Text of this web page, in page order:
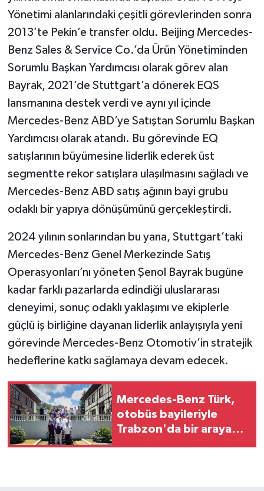
Yönetimi alanlarındaki çeşitli görevlerinden sonra
2013’te Pekin’e transfer oldu. Beijing Mercedes-
Benz Sales & Service Co.’da Ürün Yönetiminden
Sorumlu Başkan Yardımcısı olarak görev alan
Bayrak, 2021’de Stuttgart’a dönerek EQS
lansmanına destek verdi ve aynı yıl içinde
Mercedes-Benz ABD’ye Satıştan Sorumlu Başkan
Yardımcısı olarak atandı. Bu görevinde EQ
satışlarının büyümesine liderlik ederek üst
segmentte rekor satışlara ulaşılmasını sağladı ve
Mercedes-Benz ABD satış ağının bayi grubu
odaklı bir yapıya dönüşümünü gerçekleştirdi.
2024 yılının sonlarından bu yana, Stuttgart’taki
Mercedes-Benz Genel Merkezinde Satış
Operasyonları’nı yöneten Şenol Bayrak bugüne
kadar farklı pazarlarda edindiği uluslararası
deneyimi, sonuç odaklı yaklaşımı ve ekiplerle
güçlü iş birliğine dayanan liderlik anlayışıyla yeni
görevinde Mercedes-Benz Otomotiv’in stratejik
hedeflerine katkı sağlamaya devam edecek.
Mercedes-Benz Türk,
otobüs bayileriyle
Trabzon'da bir araya